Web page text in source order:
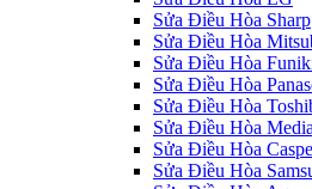
Sửa Điều Hòa Sharp
Sửa Điều Hòa
Sửa Điều Hòa
Sửa Điều Hòa
Sửa Điều Hòa
Sửa Điều Hòa Media
Sửa Điều Hòa
Sửa Điều Hòa